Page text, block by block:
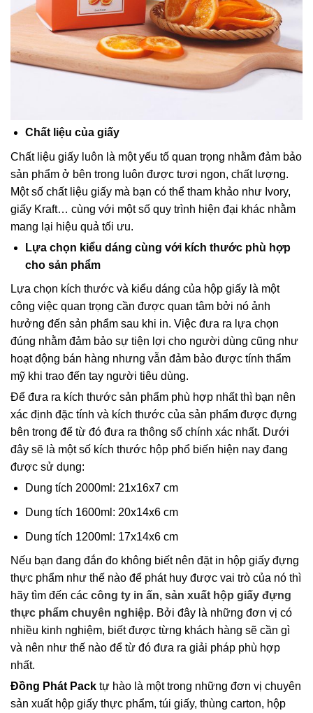
Chất liệu của giấy
Chất liệu giấy luôn là một yếu tố quan trọng nhằm đảm bảo
sản phẩm ở bên trong luôn được tươi ngon, chất lượng.
Một số chất liệu giấy mà bạn có thể tham khảo như Ivory,
giấy Kraft… cùng với một số quy trình hiện đại khác nhằm
mang lại hiệu quả tối ưu.
Lựa chọn kiểu dáng cùng với kích thước phù hợp
cho sản phẩm
Lựa chọn kích thước và kiểu dáng của hộp giấy là một
công việc quan trọng cần được quan tâm bởi nó ảnh
hưởng đến sản phẩm sau khi in. Việc đưa ra lựa chọn
đúng nhằm đảm bảo sự tiện lợi cho người dùng cũng như
hoạt động bán hàng nhưng vẫn đảm bảo được tính thẩm
mỹ khi trao đến tay người tiêu dùng.
Để đưa ra kích thước sản phẩm phù hợp nhất thì bạn nên
xác định đặc tính và kích thước của sản phẩm được đựng
bên trong để từ đó đưa ra thông số chính xác nhất. Dưới
đây sẽ là một số kích thước hộp phổ biến hiện nay đang
được sử dụng:
Dung tích 2000ml: 21x16x7 cm
Dung tích 1600ml: 20x14x6 cm
Dung tích 1200ml: 17x14x6 cm
Nếu bạn đang đắn đo không biết nên đặt in hộp giấy đựng
thực phẩm như thế nào để phát huy được vai trò của nó thì
hãy tìm đến các công ty in ấn, sản xuất hộp giấy đựng
thực phẩm chuyên nghiệp. Bởi đây là những đơn vị có
nhiều kinh nghiệm, biết được từng khách hàng sẽ cần gì
và nên như thế nào để từ đó đưa ra giải pháp phù hợp
nhất.
Đồng Phát Pack tự hào là một trong những đơn vị chuyên
sản xuất hộp giấy thực phẩm, túi giấy, thùng carton, hộp